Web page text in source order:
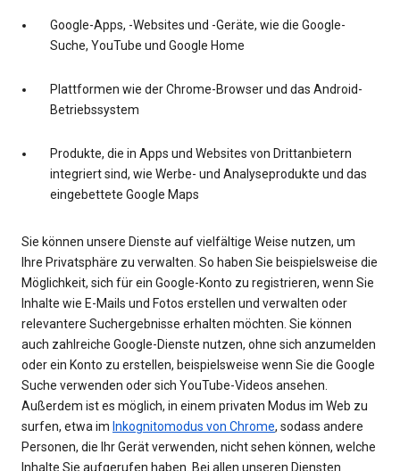
Google-Apps, -Websites und -Geräte, wie die Google-
Suche, YouTube und Google Home
Plattformen wie der Chrome-Browser und das Android-
Betriebssystem
Produkte, die in Apps und Websites von Drittanbietern
integriert sind, wie Werbe- und Analyseprodukte und das
eingebettete Google Maps
Sie können unsere Dienste auf vielfältige Weise nutzen, um
Ihre Privatsphäre zu verwalten. So haben Sie beispielsweise die
Möglichkeit, sich für ein Google-Konto zu registrieren, wenn Sie
Inhalte wie E-Mails und Fotos erstellen und verwalten oder
relevantere Suchergebnisse erhalten möchten. Sie können
auch zahlreiche Google-Dienste nutzen, ohne sich anzumelden
oder ein Konto zu erstellen, beispielsweise wenn Sie die Google
Suche verwenden oder sich YouTube-Videos ansehen.
Außerdem ist es möglich, in einem privaten Modus im Web zu
surfen, etwa im Inkognitomodus von Chrome, sodass andere
Personen, die Ihr Gerät verwenden, nicht sehen können, welche
Inhalte Sie aufgerufen haben. Bei allen unseren Diensten